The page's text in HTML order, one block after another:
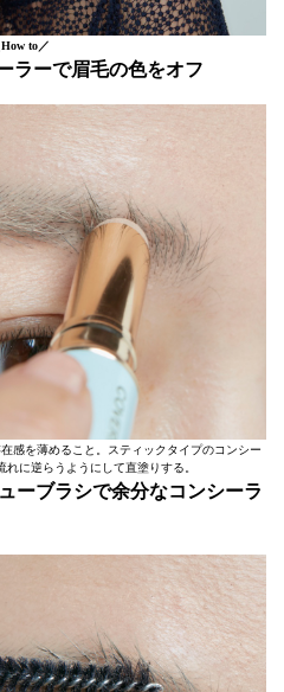
How to／
ラーで眉毛の色をオフ
感を薄めること。スティックタイプのコンシー
に逆らうようにして直塗りする。
ーブラシで余分なコンシーラ